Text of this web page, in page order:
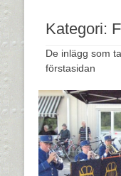
Kategori:
De inlägg som
förstasidan